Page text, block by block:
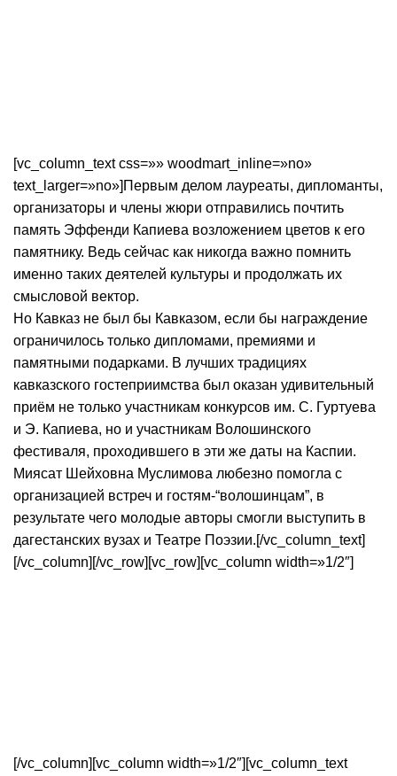
[vc_column_text css=»» woodmart_inline=»no»
text_larger=»no»]Первым делом лауреаты, дипломанты,
организаторы и члены жюри отправились почтить
память Эффенди Капиева возложением цветов к его
памятнику. Ведь сейчас как никогда важно помнить
именно таких деятелей культуры и продолжать их
смысловой вектор.
Но Кавказ не был бы Кавказом, если бы награждение
ограничилось только дипломами, премиями и
памятными подарками. В лучших традициях
кавказского гостеприимства был оказан удивительный
приём не только участникам конкурсов им. С. Гуртуева
и Э. Капиева, но и участникам Волошинского
фестиваля, проходившего в эти же даты на Каспии.
Миясат Шейховна Муслимова любезно помогла с
организацией встреч и гостям-“волошинцам”, в
результате чего молодые авторы смогли выступить в
дагестанских вузах и Театре Поэзии.[/vc_column_text]
[/vc_column][/vc_row][vc_row][vc_column width=»1/2″]
[/vc_column][vc_column width=»1/2″][vc_column_text